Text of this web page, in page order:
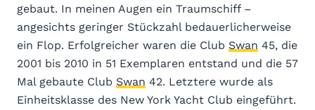
gebaut. In meinen Augen ein Traumschiff –
angesichts geringer Stückzahl bedauerlicherweise
ein Flop. Erfolgreicher waren die Club Swan 45, die
2001 bis 2010 in 51 Exemplaren entstand und die 57
Mal gebaute Club Swan 42. Letztere wurde als
Einheitsklasse des New York Yacht Club eingeführt.